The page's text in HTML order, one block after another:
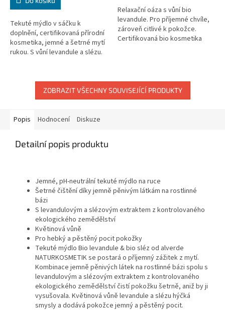
Tekuté mýdlo v sáčku k
doplnění, certifikovaná přírodní
kosmetika, jemné a šetrné mytí
rukou. S vůní levandule a slézu.
Relaxační oáza s vůní bio
levandule. Pro příjemné chvíle,
zároveň citlivé k pokožce.
Certifikovaná bio kosmetika
ZOBRAZIT VŠECHNY SOUVISEJÍCÍ PRODUKTY
Popis Hodnocení Diskuze
Detailní popis produktu
Jemné, pH-neutrální tekuté mýdlo na ruce
Šetrné čištění díky jemně pěnivým látkám na rostlinné
bázi
S levandulovým a slézovým extraktem z kontrolovaného
ekologického zemědělství
Květinová vůně
Pro hebký a pěstěný pocit pokožky
Tekuté mýdlo Bio levandule & bio sléz od alverde
NATURKOSMETIK se postará o příjemný zážitek z mytí.
Kombinace jemně pěnivých látek na rostlinné bázi spolu s
levandulovým a slézovým extraktem z kontrolovaného
ekologického zemědělství čistí pokožku šetrně, aniž by ji
vysušovala. Květinová vůně levandule a slézu hýčká
smysly a dodává pokožce jemný a pěstěný pocit.